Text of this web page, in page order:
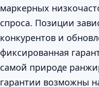
маркерных
спроса. Позиции
конкурентов и
фиксированная
самой природе
гарантии возможны